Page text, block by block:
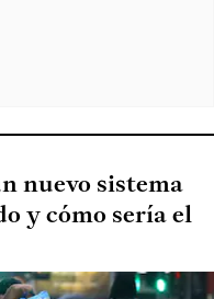
nuevo sistema
y cómo sería el